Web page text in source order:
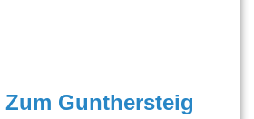
Gunthersteig